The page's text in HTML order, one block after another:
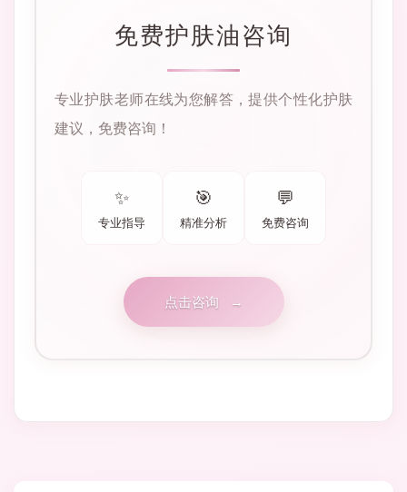
免费护肤油咨询
专业护肤老师在线为您解答，提供个性化护肤
建议，免费咨询！
✨
专业指导
🎯
精准分析
💬
免费咨询
点击咨询 →